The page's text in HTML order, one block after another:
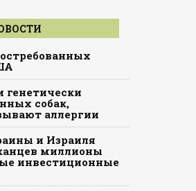
собак,
аллергии
и Израиля
миллионы
инвестиционные